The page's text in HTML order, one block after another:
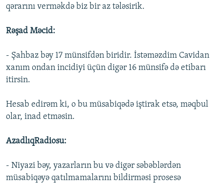
qərarını verməkdə biz bir az tələsirik.
Rəşad Məcid:
- Şahbaz bəy 17 münsifdən biridir. İstəməzdim Cavidan
xanım ondan incidiyi üçün digər 16 münsifə də etibarı
itirsin.
Hesab edirəm ki, o bu müsabiqədə iştirak etsə, məqbul
olar, inad etməsin.
AzadlıqRadiosu:
- Niyazi bəy, yazarların bu və digər səbəblərdən
müsabiqəyə qatılmamalarını bildirməsi prosesə